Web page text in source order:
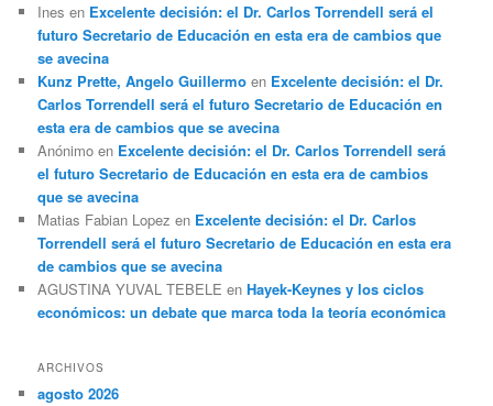
Ines en Excelente decisión: el Dr. Carlos Torrendell será el
futuro Secretario de Educación en esta era de cambios que
se avecina
Kunz Prette, Angelo Guillermo en Excelente decisión: el Dr.
Carlos Torrendell será el futuro Secretario de Educación en
esta era de cambios que se avecina
Anónimo en Excelente decisión: el Dr. Carlos Torrendell será
el futuro Secretario de Educación en esta era de cambios
que se avecina
Matias Fabian Lopez en Excelente decisión: el Dr. Carlos
Torrendell será el futuro Secretario de Educación en esta era
de cambios que se avecina
AGUSTINA YUVAL TEBELE enHayek-Keynes y los ciclos
económicos: un debate que marca toda la teoría económica
ARCHIVOS
agosto 2026